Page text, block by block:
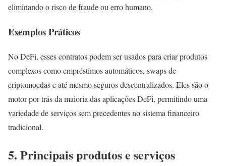
eliminando o risco de fraude ou erro humano.
Exemplos Práticos
No DeFi, esses contratos podem ser usados para criar produtos
complexos como empréstimos automáticos, swaps de
criptomoedas e até mesmo seguros descentralizados. Eles são o
motor por trás da maioria das aplicações DeFi, permitindo uma
variedade de serviços sem precedentes no sistema financeiro
tradicional.
5. Principais produtos e serviços